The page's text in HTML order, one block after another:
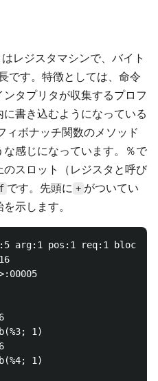
レジスタマシンで、バイト
です。特徴としては、命令
タプリタが収集するプロフ
書き込むようになっている
ィボナッチ関数のメソッド
感じになっています。％で
スロット（レジスタと呼び
です。先頭に + がついてい
示します。
arg:1 pos:1 req:1
1)
1)